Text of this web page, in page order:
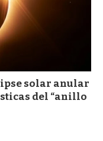
solar anular
del “anillo